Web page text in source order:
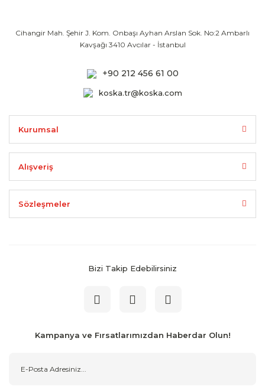
Cihangir Mah. Şehir J. Kom. Onbaşı Ayhan Arslan Sok. No:2 Ambarlı
Kavşağı 3410 Avcılar - İstanbul
+90 212 456 61 00
koska.tr@koska.com
Kurumsal
Alışveriş
Sözleşmeler
Bizi Takip Edebilirsiniz
Kampanya ve Fırsatlarımızdan Haberdar Olun!